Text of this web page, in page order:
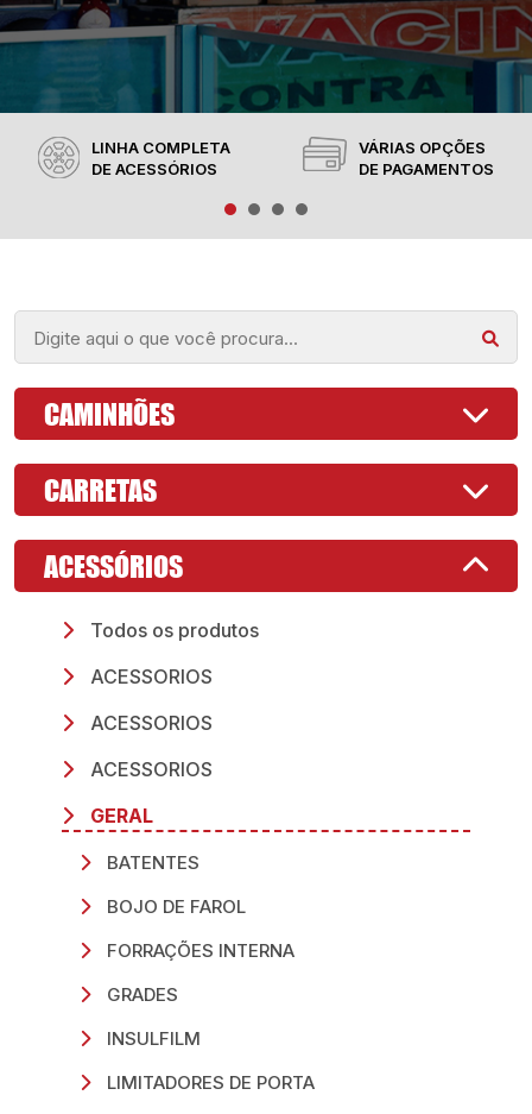
LINHA COMPLETA
DE ACESSÓRIOS
VÁRIAS OPÇÕES
DE PAGAMENTOS
CAMINHÕES
CARRETAS
ACESSÓRIOS
Todos os produtos
ACESSORIOS
ACESSORIOS
ACESSORIOS
GERAL
BATENTES
BOJO DE FAROL
FORRAÇÕES INTERNA
GRADES
INSULFILM
LIMITADORES DE PORTA